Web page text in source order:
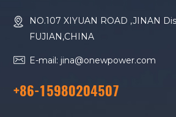
NO.107 XIYUAN ROAD ,JINAN
FUJIAN,CHINA
E-mail: jina@onewpower.com
+86-15980204507